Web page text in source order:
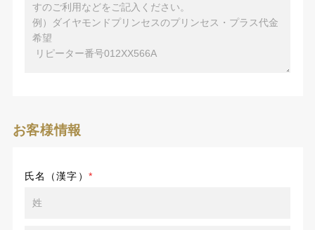
お客様情報
氏名（漢字） *